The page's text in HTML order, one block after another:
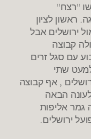
"רצח"
ראשון לציון
ירושלים אבל
קבוצה
עם סגל זרים
שתי
, אף קבוצה
הבאה
, אחרי 12 שנה גמר אליפות
ירושלים.